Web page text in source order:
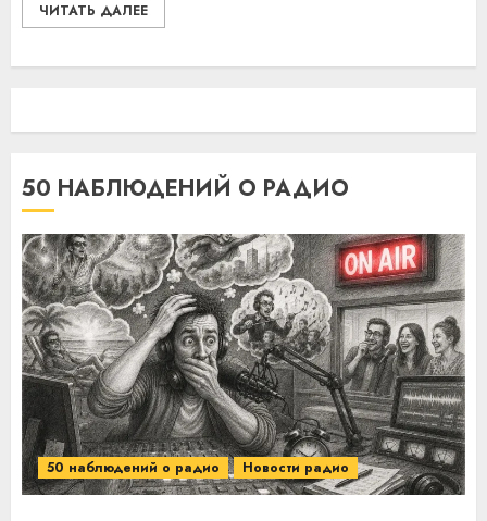
ЧИТАТЬ ДАЛЕЕ
50 НАБЛЮДЕНИЙ О РАДИО
50 наблюдений о радио Новости радио